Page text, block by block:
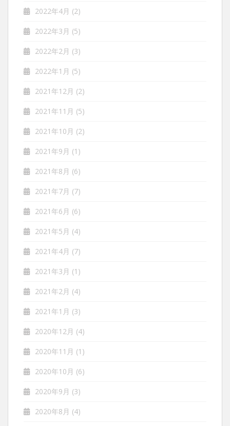
2022年4月 (2)
2022年3月 (5)
2022年2月 (3)
2022年1月 (5)
2021年12月 (2)
2021年11月 (5)
2021年10月 (2)
2021年9月 (1)
2021年8月 (6)
2021年7月 (7)
2021年6月 (6)
2021年5月 (4)
2021年4月 (7)
2021年3月 (1)
2021年2月 (4)
2021年1月 (3)
2020年12月 (4)
2020年11月 (1)
2020年10月 (6)
2020年9月 (3)
2020年8月 (4)